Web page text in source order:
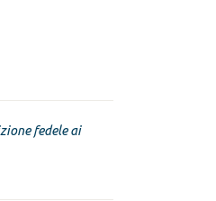
fedele ai